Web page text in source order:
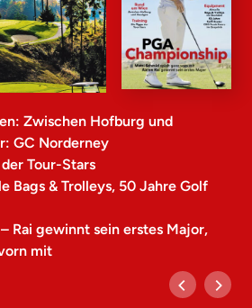
Zwischen Hofburg und
GC Norderney
Tour-Stars
Bags & Trolleys, 50 Jahre Golf
Rai gewinnt sein erstes Major,
mit